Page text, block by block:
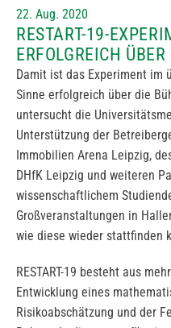
22. Aug. 2020
RESTART-19-
ERFOLGREICH
Damit ist das Experiment im
Sinne erfolgreich über die
untersucht die
Unterstützung der
Immobilien Arena Leipzig,
DHfK Leipzig und weiteren
wissenschaftlichem
Großveranstaltungen in
wie diese wieder stattfinden
RESTART-19 besteht aus
Entwicklung eines
Risikoabschätzung und der